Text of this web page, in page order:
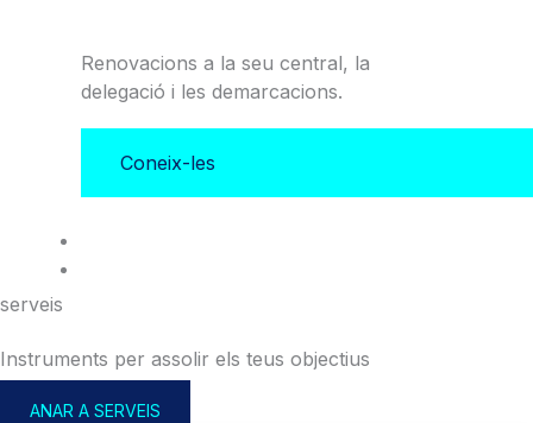
Renovacions a la seu central, la
delegació i les demarcacions.
Coneix-les
serveis
Instruments per assolir els teus objectius
ANAR A SERVEIS